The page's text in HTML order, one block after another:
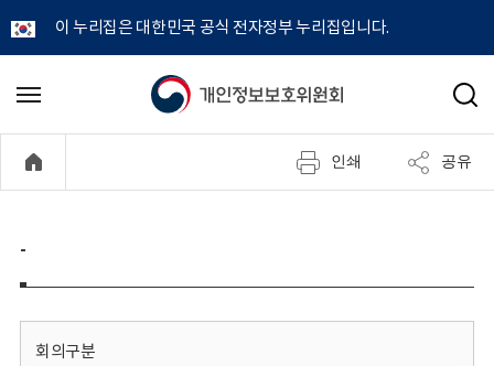
이 누리집은 대한민국 공식 전자정부 누리집입니다.
개
정
보
메
기
검
인쇄 공유
-
회의구분